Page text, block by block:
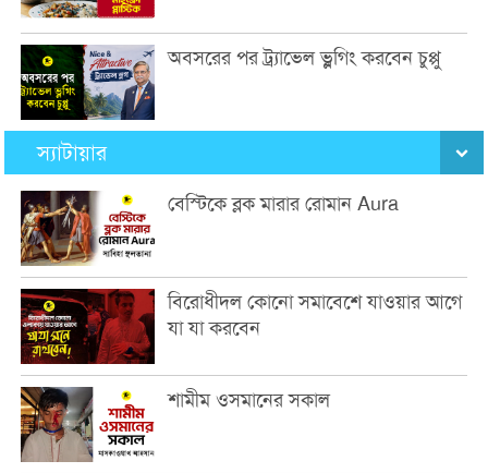
অবসরের পর ট্র্যাভেল ভ্লগিং করবেন চুপ্পু
স্যাটায়ার
বেস্টিকে ব্লক মারার রোমান Aura
বিরোধীদল কোনো সমাবেশে যাওয়ার আগে
যা যা করবেন
শামীম ওসমানের সকাল